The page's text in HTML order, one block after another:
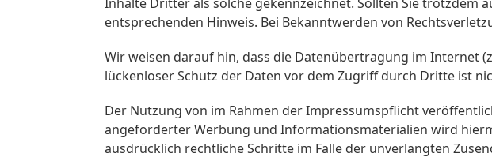
entsprechenden Hinweis. Bei Bekanntwerden von
Wir weisen darauf hin, dass die Datenübertragung im Internet
lückenloser Schutz der Daten vor dem Zugriff durch Dritte ist
Der Nutzung von im Rahmen der Impressumspflicht
angeforderter Werbung und Informationsmaterialien wird
ausdrücklich rechtliche Schritte im Falle der unverlangten